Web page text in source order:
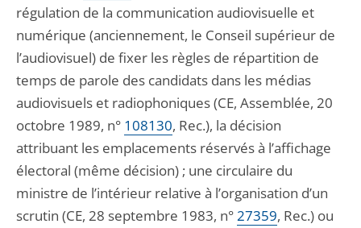
régulation de la communication audiovisuelle et
numérique (anciennement, le Conseil supérieur de
l’audiovisuel) de fixer les règles de répartition de
temps de parole des candidats dans les médias
audiovisuels et radiophoniques (CE, Assemblée, 20
octobre 1989, n° 108130, Rec.), la décision
attribuant les emplacements réservés à l’affichage
électoral (même décision) ; une circulaire du
ministre de l’intérieur relative à l’organisation d’un
scrutin (CE, 28 septembre 1983, n°27359, Rec.) ou